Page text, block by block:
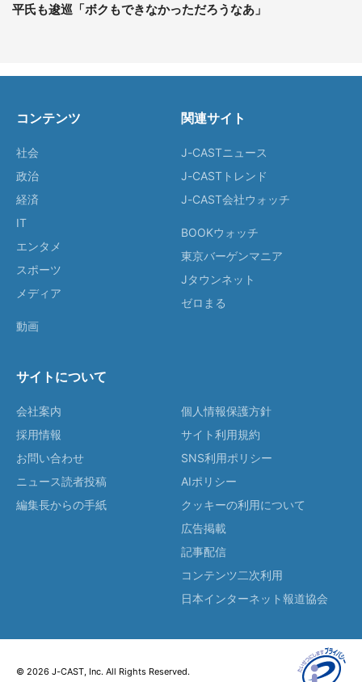
平氏も逡巡「ボクもできなかっただろうなあ」
コンテンツ
社会
政治
経済
IT
エンタメ
スポーツ
メディア
動画
関連サイト
J-CASTニュース
J-CASTトレンド
J-CAST会社ウォッチ
BOOKウォッチ
東京バーゲンマニア
Jタウンネット
ゼロまる
サイトについて
会社案内
採用情報
お問い合わせ
ニュース読者投稿
編集長からの手紙
個人情報保護方針
サイト利用規約
SNS利用ポリシー
AIポリシー
クッキーの利用について
広告掲載
記事配信
コンテンツ二次利用
日本インターネット報道協会
© 2026 J-CAST, Inc. All Rights Reserved.